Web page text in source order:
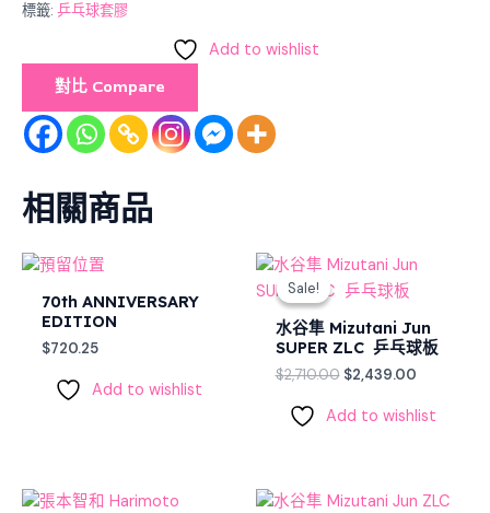
標籤: 乒乓球套膠
Add to wishlist
對比 Compare
相關商品
70th ANNIVERSARY
EDITION
$720.25
Add to wishlist
Sale!
Sale!
水谷隼 Mizutani Jun
SUPER ZLC 乒乓球板
$2,710.00
Original
price
was:
$2,710.00.
$2,439.00
Current
Add to wishlist
Original Current
Original
Current